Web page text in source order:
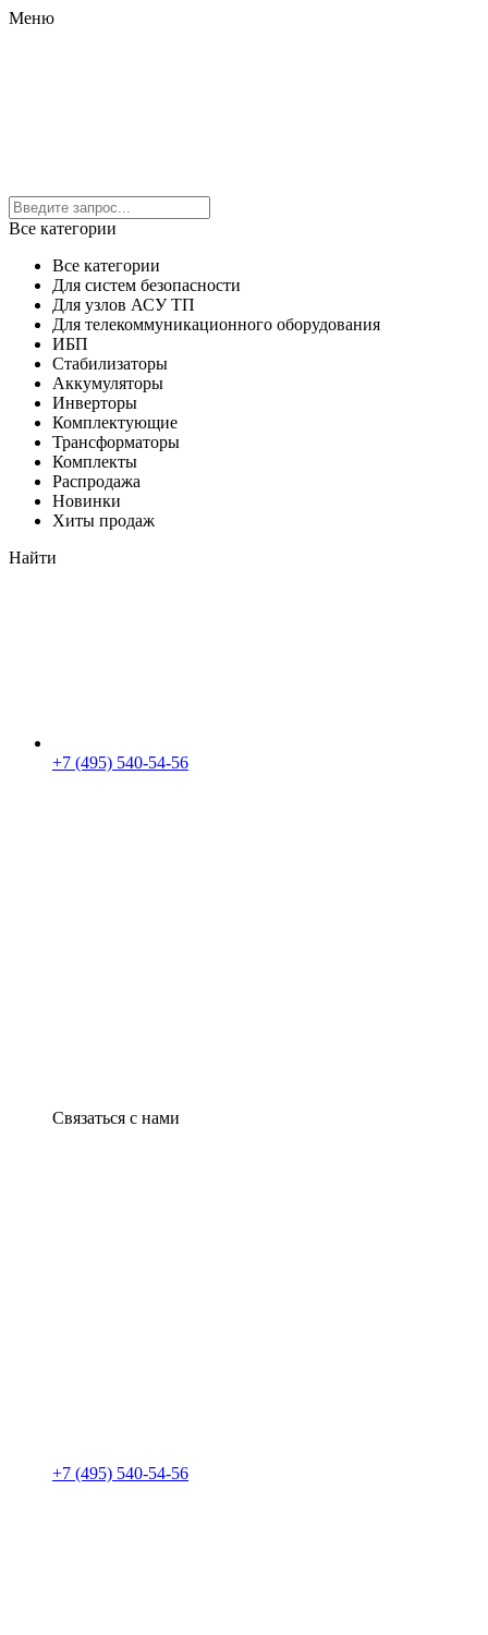
Меню
Все категории
Все категории
Для систем безопасности
Для узлов АСУ ТП
Для телекоммуникационного оборудования
ИБП
Стабилизаторы
Аккумуляторы
Инверторы
Комплектующие
Трансформаторы
Комплекты
Распродажа
Новинки
Хиты продаж
Найти
+7 (495) 540-54-56
Связаться с нами
+7 (495) 540-54-56